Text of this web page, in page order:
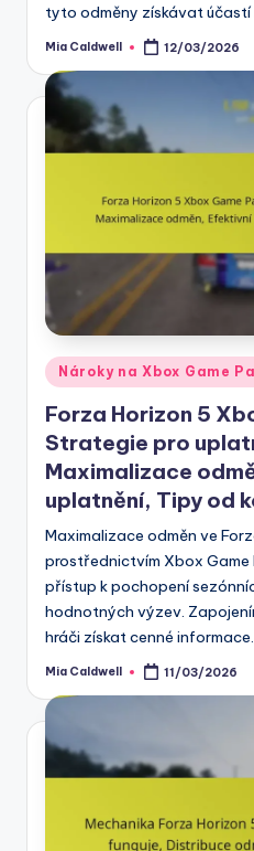
tyto odměny získávat účastí
Posted
Mia Caldwell 12/03/2026
Posted
in
Nároky na Xbox Game
Forza Horizon 5
Strategie pro
Maximalizace
uplatnění, Tipy od
Maximalizace odměn ve
prostřednictvím Xbox
přístup k pochopení
hodnotných výzev.
hráči získat cenné
Posted
Mia Caldwell 11/03/2026